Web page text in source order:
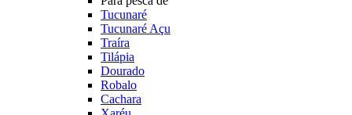
Tucunaré
Tucunaré Açu
Traíra
Tilápia
Dourado
Robalo
Cachara